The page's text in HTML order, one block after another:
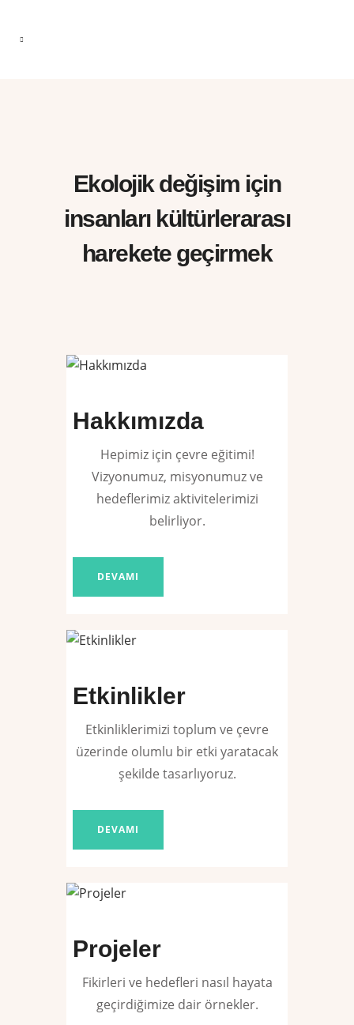
Ekolojik değişim için
insanları kültürlerarası
harekete geçirmek
Hakkımızda
Hepimiz için çevre eğitimi!
Vizyonumuz, misyonumuz ve
hedeflerimiz aktivitelerimizi
belirliyor.
DEVAMI
Etkinlikler
Etkinliklerimizi toplum ve çevre
üzerinde olumlu bir etki yaratacak
şekilde tasarlıyoruz.
DEVAMI
Projeler
Fikirleri ve hedefleri nasıl hayata
geçirdiğimize dair örnekler.